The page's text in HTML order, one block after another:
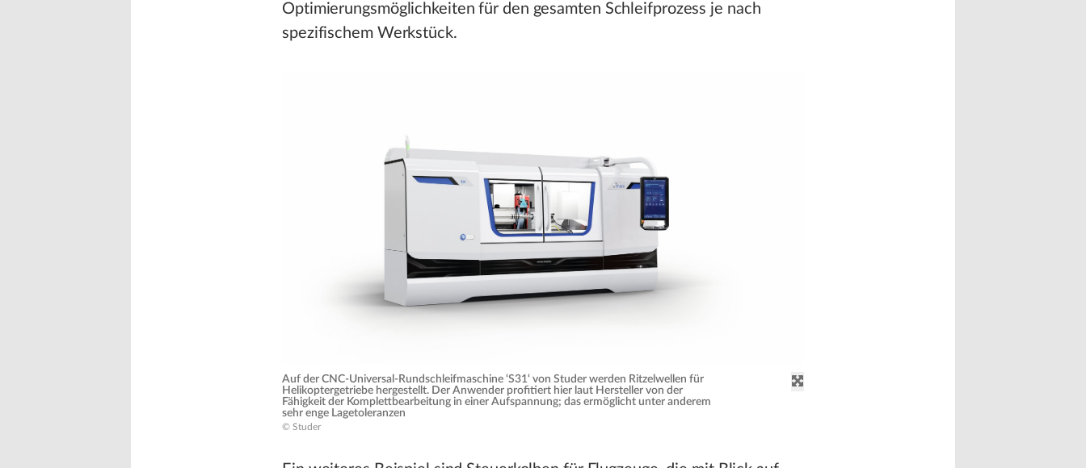
Optimierungsmöglichkeiten für den gesamten Schleifprozess je nach
spezifischem Werkstück.
Auf der CNC-Universal-Rundschleifmaschine ‘S31‘ von Studer werden Ritzelwellen für
Helikoptergetriebe hergestellt. Der Anwender profitiert hier laut Hersteller von der
Fähigkeit der Komplettbearbeitung in einer Aufspannung; das ermöglicht unter anderem
sehr enge Lagetoleranzen
© Studer